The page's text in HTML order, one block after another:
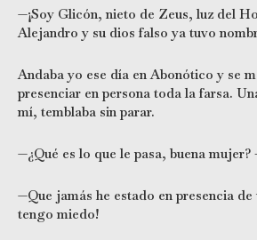
—¡Soy Glicón, nieto de Zeus, luz del
Alejandro y su dios falso ya tuvo
Andaba yo ese día en Abonótico y se
presenciar en persona toda la farsa.
mí, temblaba sin parar.
—¿Qué es lo que le pasa, buena mujer?
—Que jamás he estado en presencia
tengo miedo!